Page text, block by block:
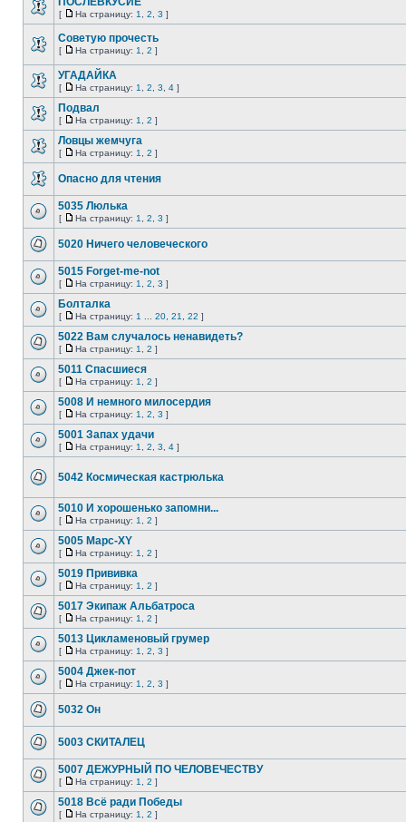
[ На страницу: 1 2 3 ]
Советую прочесть
[ На страницу: 1 2 ]
УГАДАЙКА
[ На страницу: 1 2 3 4 ]
Подвал
[ На страницу: 1 2 ]
Ловцы жемчуга
[ На страницу: 1 2 ]
Опасно для чтения
5035 Люлька
[ На страницу: 1 2 3 ]
5020 Ничего человеческого
5015 Forget-me-not
[ На страницу: 1 2 3 ]
Болталка
[ На страницу: 1 20 21 22 ]
5022 Вам случалось ненавидеть?
[ На страницу: 1 2 ]
5011 Спасшиеся
[ На страницу: 1 2 ]
5008 И немного милосердия
[ На страницу: 1 2 3 ]
5001 Запах удачи
[ На страницу: 1 2 3 4 ]
5042 Космическая кастрюлька
5010 И хорошенько запомни...
[ На страницу: 1 2 ]
5005 Марс-XY
[ На страницу: 1 2 ]
5019 Прививка
[ На страницу: 1 2 ]
5017 Экипаж Альбатроса
[ На страницу: 1 2 ]
5013 Цикламеновый грумер
[ На страницу: 1 2 3 ]
5004 Джек-пот
[ На страницу: 1 2 3 ]
5032 Он
5003 СКИТАЛЕЦ
5007 ДЕЖУРНЫЙ ПО ЧЕЛОВЕЧЕСТВУ
[ На страницу: 1 2 ]
5018 Всё ради Победы
[ На страницу: 1 2 ]